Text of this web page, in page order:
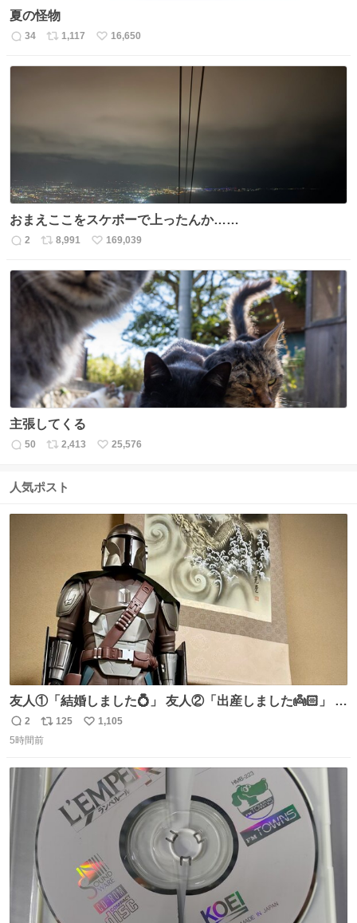
夏の怪物
返
34
リ
1,117
い
16,650
おまえここをスケボーで上ったんか……
返
数
2
リ
ス
ト
数
8,991
い
ね
数
169,039
主張してくる
返
数
50
リ
ス
数
2,413
い
25,576
人気ポスト
友人①「結婚しました💍」 友人②「出産しました👼🏻」 友
人③「マイホーム建てました🏡」 私「ｺｽﾄｺのﾃﾞｨﾝ・ｼﾞｬﾘﾝ
さんを床の間に飾ってみました」
返
信
2
リ
ポ
ト
数
125
い
1,105
5時間前